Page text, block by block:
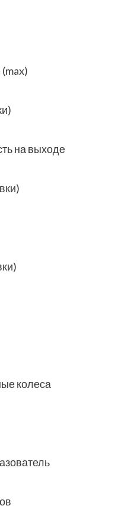
на выходе
колеса